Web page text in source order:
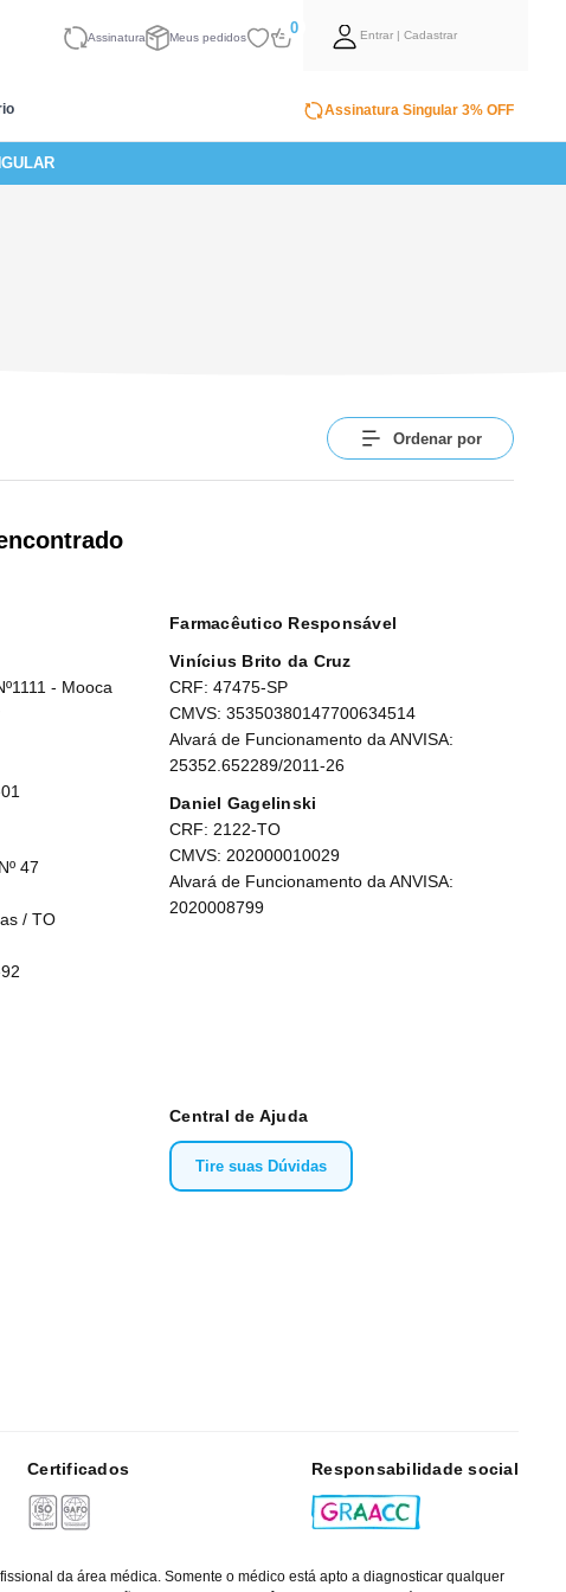
Assinatura Meus pedidos
0 Entrar | Cadastrar
Assinatura Singular 3% OFF
Ordenar por
- Mooca
47
/ TO
Farmacêutico Responsável
Vinícius Brito da Cruz
CRF: 47475-SP
CMVS: 35350380147700634514
Alvará de Funcionamento da ANVISA:
25352.652289/2011-26
Daniel Gagelinski
CRF: 2122-TO
CMVS: 202000010029
Alvará de Funcionamento da ANVISA:
2020008799
Central de Ajuda
Tire suas Dúvidas
Certificados Responsabilidade social
da área médica. Somente o médico está apto a diagnosticar qualquer